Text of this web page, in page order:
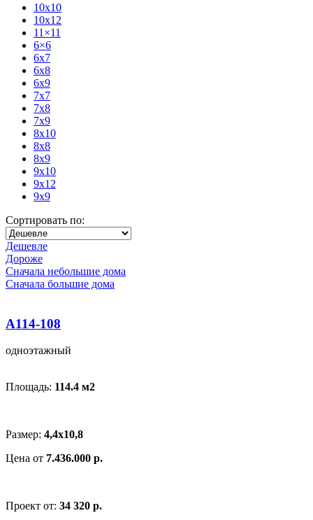
10x10
10x12
11×11
6×6
6x7
6x8
6x9
7x7
7x8
7x9
8x10
8x8
8x9
9x10
9x12
9x9
Сортировать по:
Дешевле
Дороже
Сначала небольшие дома
Сначала большие дома
A114-108
одноэтажный
Площадь: 114.4 м2
Размер: 4,4x10,8
Цена от 7.436.000 р.
Проект от: 34 320 р.